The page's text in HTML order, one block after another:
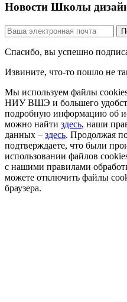
Новости Школы
Спасибо, вы успешно
Извините, что-то пошло не
Мы используем файлы
НИУ ВШЭ и большего
подробную информацию об
можно найти здесь, наши
данных – здесь. Продолжая
подтверждаете, что были
использовании файлов
с нашими правилами
можете отключить файлы
браузера.